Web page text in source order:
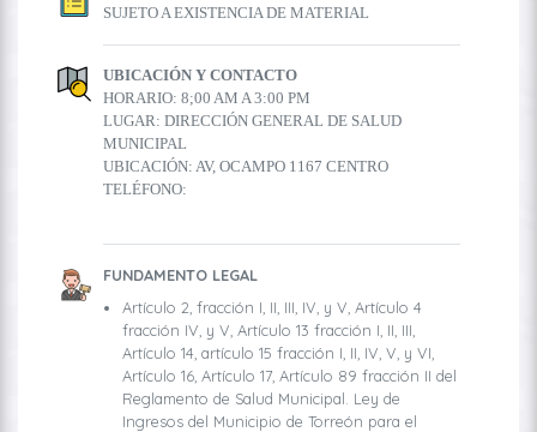
SUJETO A EXISTENCIA DE MATERIAL
UBICACIÓN Y CONTACTO
HORARIO: 8;00 AM A 3:00 PM
LUGAR: DIRECCIÓN GENERAL DE SALUD
MUNICIPAL
UBICACIÓN: AV, OCAMPO 1167 CENTRO
TELÉFONO:
FUNDAMENTO LEGAL
Artículo 2, fracción I, II, III, IV, y V, Artículo 4
fracción IV, y V, Artículo 13 fracción I, II, III,
Artículo 14, artículo 15 fracción I, II, IV, V, y VI,
Artículo 16, Artículo 17, Artículo 89 fracción II del
Reglamento de Salud Municipal. Ley de
Ingresos del Municipio de Torreón para el